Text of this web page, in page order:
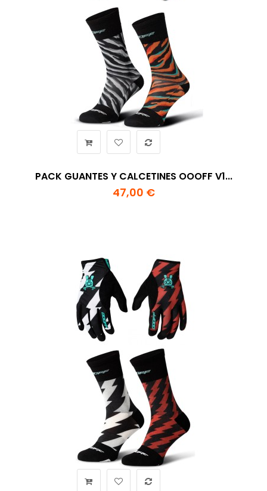
PACK GUANTES Y CALCETINES OOOFF V1...
47,00 €